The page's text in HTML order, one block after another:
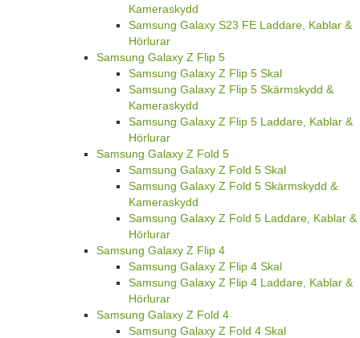
Kameraskydd
Samsung Galaxy S23 FE Laddare, Kablar &
Hörlurar
Samsung Galaxy Z Flip 5
Samsung Galaxy Z Flip 5 Skal
Samsung Galaxy Z Flip 5 Skärmskydd &
Kameraskydd
Samsung Galaxy Z Flip 5 Laddare, Kablar &
Hörlurar
Samsung Galaxy Z Fold 5
Samsung Galaxy Z Fold 5 Skal
Samsung Galaxy Z Fold 5 Skärmskydd &
Kameraskydd
Samsung Galaxy Z Fold 5 Laddare, Kablar &
Hörlurar
Samsung Galaxy Z Flip 4
Samsung Galaxy Z Flip 4 Skal
Samsung Galaxy Z Flip 4 Laddare, Kablar &
Hörlurar
Samsung Galaxy Z Fold 4
Samsung Galaxy Z Fold 4 Skal